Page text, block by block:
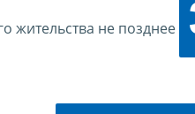
жительства не позднее